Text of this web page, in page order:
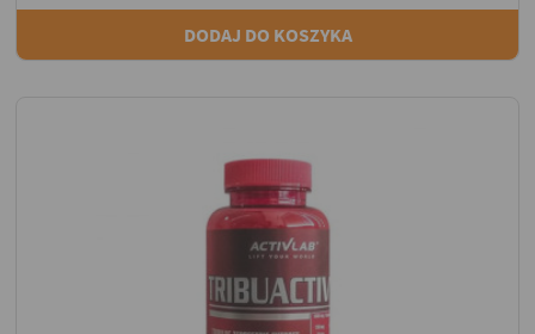
DODAJ DO KOSZYKA